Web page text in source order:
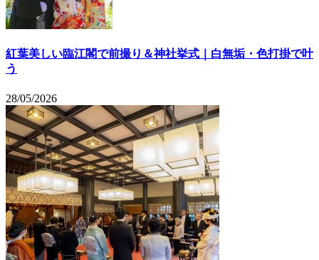
紅葉美しい臨江閣で前撮り＆神社挙式｜白無垢・色打掛で叶
う
28/05/2026